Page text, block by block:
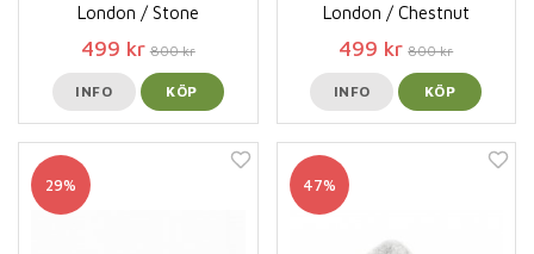
London / Stone
499 kr 800 kr
INFO KÖP
London / Chestnut
499 kr 800 kr
INFO KÖP
29% 47%